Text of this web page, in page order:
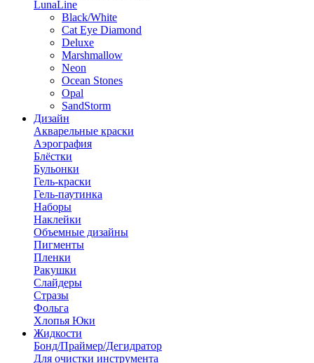
LunaLine
Black/White
Cat Eye Diamond
Deluxe
Marshmallow
Neon
Ocean Stones
Opal
SandStorm
Дизайн
Акварельные краски
Аэрография
Блёстки
Бульонки
Гель-краски
Гель-паутинка
Наборы
Наклейки
Объемные дизайны
Пигменты
Пленки
Ракушки
Слайдеры
Стразы
Фольга
Хлопья Юки
Жидкости
Бонд/Праймер/Дегидратор
Для очистки инструмента